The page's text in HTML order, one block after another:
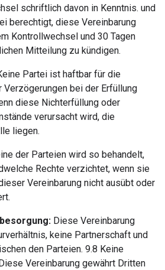
schriftlich davon in Kenntnis. und
berechtigt, diese Vereinbarung
Kontrollwechsel und 30 Tagen
Mitteilung zu kündigen.
Partei ist haftbar für die
bei der Erfüllung
diese Nichterfüllung oder
verursacht wird, die
liegen.
der Parteien wird so behandelt,
Rechte verzichtet, wenn sie
Vereinbarung nicht ausübt oder
Diese Vereinbarung
keine Partnerschaft und
den Parteien. 9.8 Keine
Vereinbarung gewährt Dritten